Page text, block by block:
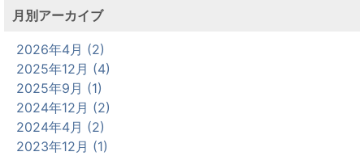
月別アーカイブ
2026年4月 (2)
2025年12月 (4)
2025年9月 (1)
2024年12月 (2)
2024年4月 (2)
2023年12月 (1)